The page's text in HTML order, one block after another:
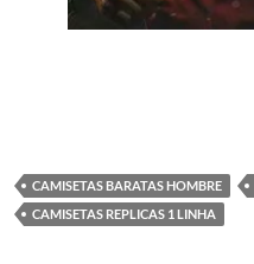
CAMISETAS BARATAS HOMBRE
CAMISETAS REPLICAS 1 LINHA